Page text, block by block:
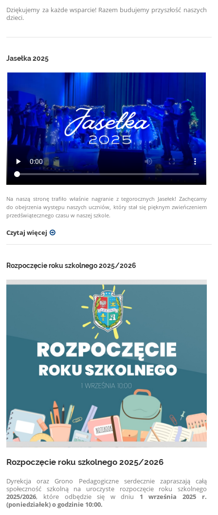
Dziękujemy za każde wsparcie! Razem budujemy przyszłość naszych
dzieci.
Jasełka 2025
Na naszą stronę trafiło właśnie nagranie z tegorocznych Jasełek! Zachęcamy
do obejrzenia występu naszych uczniów, który stał się pięknym zwieńczeniem
przedświątecznego czasu w naszej szkole.
Czytaj więcej
Rozpoczęcie roku szkolnego 2025/2026
Rozpoczęcie roku szkolnego 2025/2026
Dyrekcja oraz Grono Pedagogiczne serdecznie zapraszają całą
społeczność szkolną na uroczyste rozpoczęcie roku szkolnego
2025/2026, które odbędzie się w dniu 1 września 2025 r.
(poniedziałek) o godzinie 10:00.